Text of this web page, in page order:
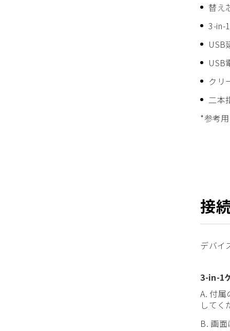
替え
3-in-
USB
USB
クリ
二本
*参考
接
デバイ
3-in-1
A. 付属
してく
B. 画